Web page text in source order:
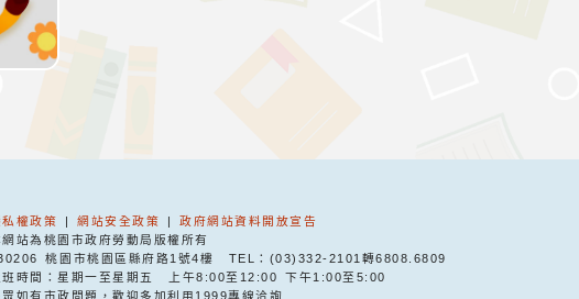
私權政策 |網站安全政策
政府網站資料開放宣告
網站為桃園市政府勞動局版權所有
桃園市桃園區縣府路1號4樓
TEL：(03)332-2101轉6808.6809
班時間：星期一至星期五
上午8:00至12:00 下午1:00至5:00
眾如有市政問題，歡迎多加利用1999專線洽詢